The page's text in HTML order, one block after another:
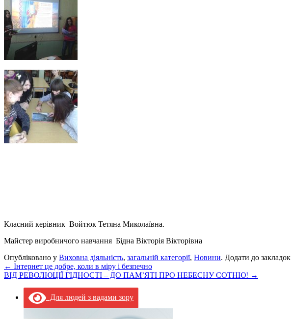
Класний керівник Войтюк Тетяна Миколаївна.
Майстер виробничого навчання Бідна Вікторія Вікторівна
Опубліковано у Виховна діяльність, загальній категорії, Новини. Додати до закладок
← Інтернет це добре, коли в міру і безпечно
ВІД РЕВОЛЮЦІЇ ГІДНОСТІ – ДО ПАМ’ЯТІ ПРО НЕБЕСНУ СОТНЮ! →
Для людей з вадами зору